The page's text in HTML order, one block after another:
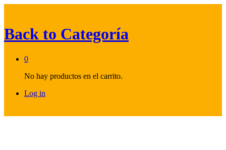
Back to Categoría
0
No hay productos en el carrito.
Log in